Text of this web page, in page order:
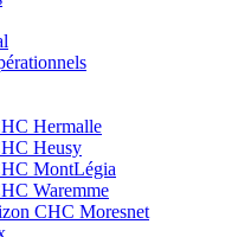
Hermalle
Heusy
MontLégia
Waremme
CHC Moresnet